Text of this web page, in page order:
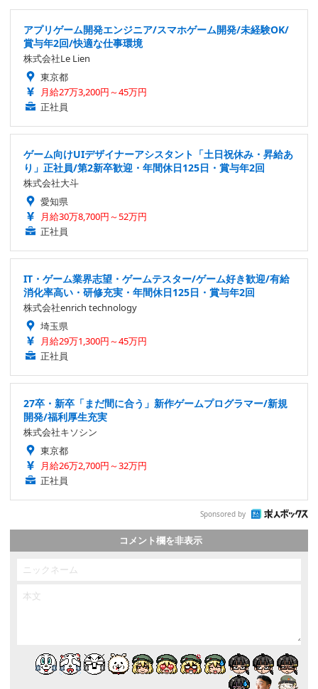
アプリゲーム開発エンジニア/スマホゲーム開発/未経験OK/
賞与年2回/快適な仕事環境
株式会社Le Lien
東京都
月給27万3,200円～45万円
正社員
ゲーム向けUIデザイナーアシスタント「土日祝休み・昇給あ
り」正社員/第2新卒歓迎・年間休日125日・賞与年2回
株式会社大斗
愛知県
月給30万8,700円～52万円
正社員
IT・ゲーム業界志望・ゲームテスター/ゲーム好き歓迎/有給
消化率高い・研修充実・年間休日125日・賞与年2回
株式会社enrich technology
埼玉県
月給29万1,300円～45万円
正社員
27卒・新卒「まだ間に合う」新作ゲームプログラマー/新規
開発/福利厚生充実
株式会社キソシン
東京都
月給26万2,700円～32万円
正社員
Sponsored by
コメント欄を非表示